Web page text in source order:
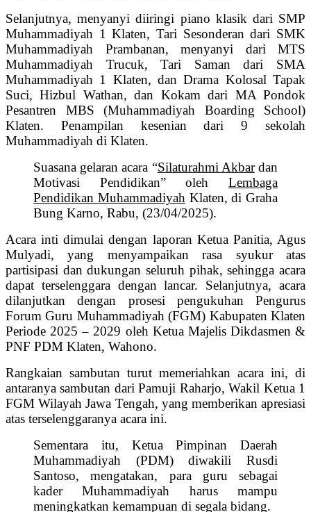
‎Selanjutnya, menyanyi diiringi piano klasik dari SMP
Muhammadiyah 1 Klaten, ‎Tari Sesonderan dari SMK
Muhammadiyah Prambanan, ‎menyanyi dari MTS
Muhammadiyah Trucuk, Tari Saman dari SMA
Muhammadiyah 1 Klaten, dan ‎Drama Kolosal Tapak
Suci, Hizbul Wathan, dan Kokam dari MA Pondok
Pesantren MBS (Muhammadiyah Boarding School)
Klaten. Penampilan kesenian dari 9 sekolah
Muhammadiyah di Klaten.
Suasana gelaran acara “Silaturahmi Akbardan
Motivasi Pendidikan” oleh Lembaga
Pendidikan Muhammadiyah Klaten, di Graha
Bung Karno, Rabu, (23/04/2025).
‎Acara inti dimulai dengan laporan Ketua Panitia, Agus
Mulyadi, yang menyampaikan rasa syukur atas
partisipasi dan dukungan seluruh pihak, sehingga acara
dapat terselenggara dengan lancar. Selanjutnya, acara
dilanjutkan dengan prosesi pengukuhan Pengurus
Forum Guru Muhammadiyah (FGM) Kabupaten Klaten
Periode 2025 – 2029 oleh Ketua Majelis Dikdasmen &
PNF PDM Klaten, Wahono.
‎Rangkaian sambutan turut memeriahkan acara ini, di
antaranya sambutan dari Pamuji Raharjo, Wakil Ketua 1
FGM Wilayah Jawa Tengah, yang memberikan apresiasi
atas terselenggaranya acara ini.
Sementara itu, Ketua Pimpinan Daerah
Muhammadiyah (PDM) diwakili Rusdi
Santoso, mengatakan, para guru sebagai
kader Muhammadiyah harus mampu
meningkatkan kemampuan di segala bidang.